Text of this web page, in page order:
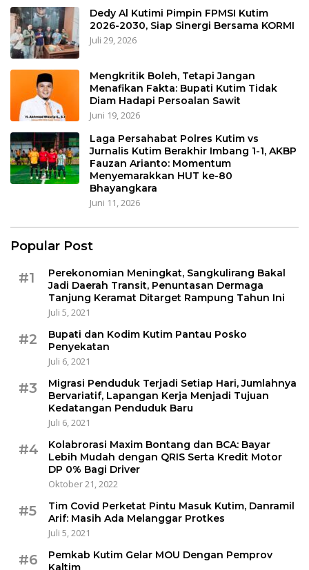
Dedy Al Kutimi Pimpin FPMSI Kutim
2026-2030, Siap Sinergi Bersama KORMI
Juli 29, 2026
Mengkritik Boleh, Tetapi Jangan
Menafikan Fakta: Bupati Kutim Tidak
Diam Hadapi Persoalan Sawit
Juni 19, 2026
Laga Persahabat Polres Kutim vs
Jurnalis Kutim Berakhir Imbang 1-1, AKBP
Fauzan Arianto: Momentum
Menyemarakkan HUT ke-80
Bhayangkara
Juni 11, 2026
Popular Post
#1
Perekonomian Meningkat, Sangkulirang Bakal
Jadi Daerah Transit, Penuntasan Dermaga
Tanjung Keramat Ditarget Rampung Tahun Ini
Juli 5, 2021
#2
Bupati dan Kodim Kutim Pantau Posko
Penyekatan
Juli 6, 2021
#3
Migrasi Penduduk Terjadi Setiap Hari, Jumlahnya
Bervariatif, Lapangan Kerja Menjadi Tujuan
Kedatangan Penduduk Baru
Juli 6, 2021
#4
Kolabrorasi Maxim Bontang dan BCA: Bayar
Lebih Mudah dengan QRIS Serta Kredit Motor
DP 0% Bagi Driver
Oktober 21, 2022
#5
Tim Covid Perketat Pintu Masuk Kutim, Danramil
Arif: Masih Ada Melanggar Protkes
Juli 5, 2021
#6
Pemkab Kutim Gelar MOU Dengan Pemprov
Kaltim